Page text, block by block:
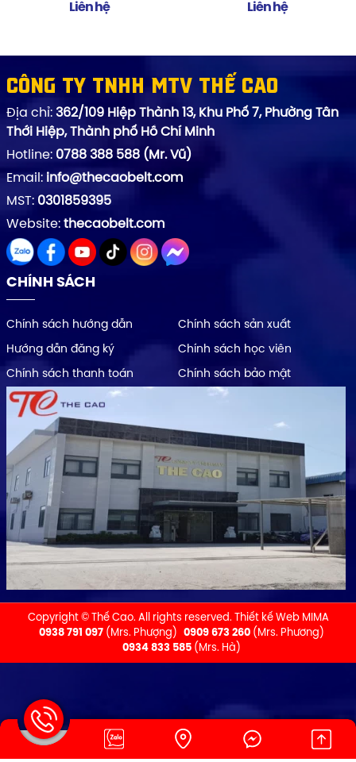
Liên hệ Liên hệ
Công ty TNHH MTV Thế Cao
Địa chỉ: 362/109 Hiệp Thành 13, Khu Phố 7, Phường Tân
Thới Hiệp, Thành phố Hồ Chí Minh
Hotline: 0788 388 588 (Mr. Vũ)
Email: info@thecaobelt.com
MST: 0301859395
Website: thecaobelt.com
CHÍNH SÁCH
Chính sách hướng dẫn Chính sách sản xuất
Hướng dẫn đăng ký Chính sách học viên
Chính sách thanh toán Chính sách bảo mật
Copyright © Thế Cao. All rights reserved.
Thiết kế Web MIMA
0938 791 097 (Mrs. Phượng) 0909 673 260 (Mrs. Phương)
0934 833 585 (Mrs. Hà)